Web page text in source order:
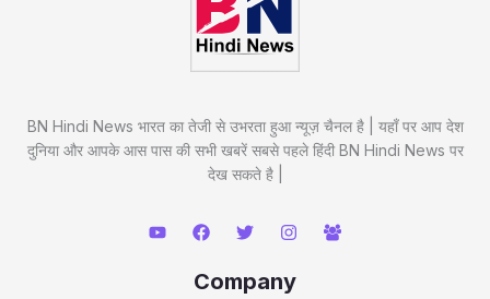
BN Hindi News भारत का तेजी से उभरता हुआ न्यूज़ चैनल है | यहाँ पर आप देश
दुनिया और आपके आस पास की सभी खबरें सबसे पहले हिंदी BN Hindi News पर
देख सकते है |
Company